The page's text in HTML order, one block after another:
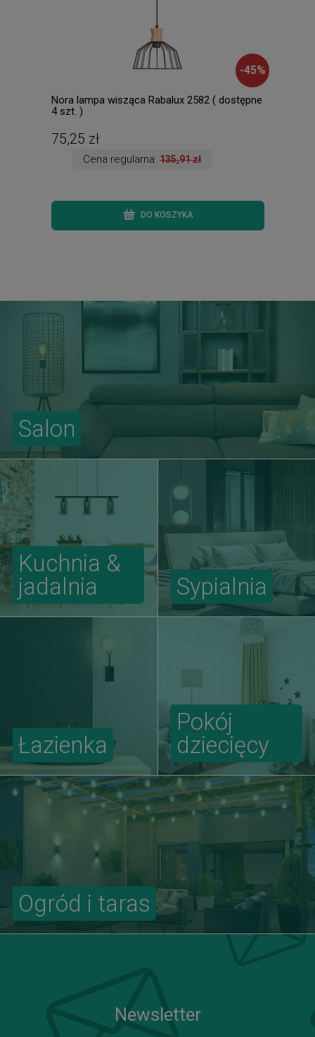
-45%
Nora lampa wisząca Rabalux 2582 ( dostępne
4 szt. )
75,25 zł
Cena regularna:135,91 zł
DO KOSZYKA
Salon
Kuchnia &
jadalnia
Sypialnia
Ogród i taras
Łazienka
Pokój
dziecięcy
Newsletter